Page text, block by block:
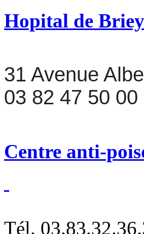
Hopital de Briey
31 Avenue
03 82 47 50 00
Centre anti-
Tél.